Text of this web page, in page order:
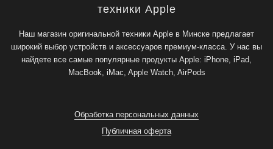
техники Apple
Наш магазин оригинальной техники Apple в Минске предлагает
широкий выбор устройств и аксессуаров премиум-класса. У нас вы
найдете все самые популярные продукты Apple: iPhone, iPad,
MacBook, iMac, Apple Watch, AirPods
Обработка персональных данных
Публичная оферта